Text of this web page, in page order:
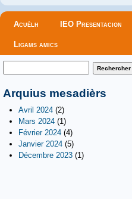
Menu principal
Acuèlh IEO Presentacion
Ligams amics
Formulaire de
Arquius mesadièrs
Avril 2024 (2)
Mars 2024 (1)
Février 2024 (4)
Janvier 2024 (5)
Décembre 2023 (1)